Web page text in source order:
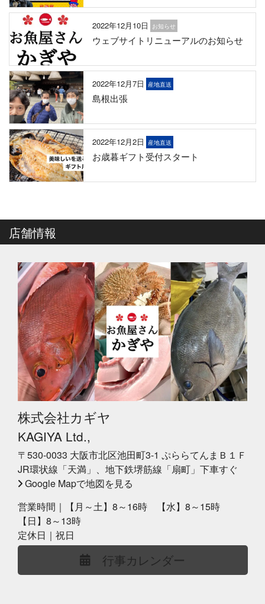
2022年12月10日 お知らせ
ウェブサイトリニューアルのお知らせ
2022年12月7日 産地直送
島根出張
2022年12月2日 産地直送
お歳暮ギフト受付スタート
店舗情報
株式会社カギヤ
KAGIYA Ltd.,
〒530-0033 大阪市北区池田町3-1 ぷららてんまＢ１Ｆ
JR環状線「天満」、地下鉄堺筋線「扇町」下車すぐ
Google Mapで地図を見る
営業時間｜【月～土】8～16時 【水】8～15時
【日】8～13時
定休日｜祝日
行事カレンダー